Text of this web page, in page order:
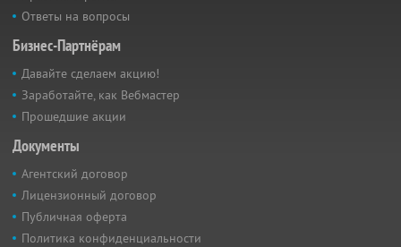
Ответы на вопросы
Бизнес-Партнёрам
Давайте сделаем акцию!
Заработайте, как Вебмастер
Прошедшие акции
Документы
Агентский договор
Лицензионный договор
Публичная оферта
Политика конфиденциальности